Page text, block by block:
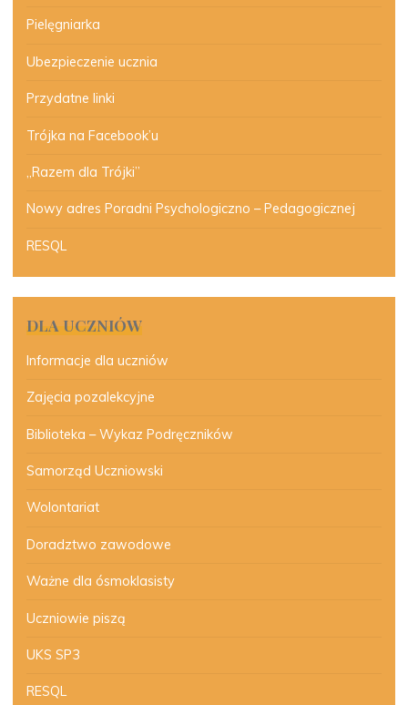
Pielęgniarka
Ubezpieczenie ucznia
Przydatne linki
Trójka na Facebook’u
„Razem dla Trójki”
Nowy adres Poradni Psychologiczno – Pedagogicznej
RESQL
DLA UCZNIÓW
Informacje dla uczniów
Zajęcia pozalekcyjne
Biblioteka – Wykaz Podręczników
Samorząd Uczniowski
Wolontariat
Doradztwo zawodowe
Ważne dla ósmoklasisty
Uczniowie piszą
UKS SP3
RESQL